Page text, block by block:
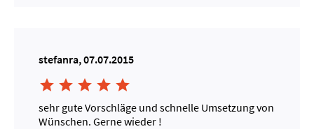
stefanra, 07.07.2015
    
sehr gute Vorschläge und schnelle Umsetzung von
Wünschen. Gerne wieder !